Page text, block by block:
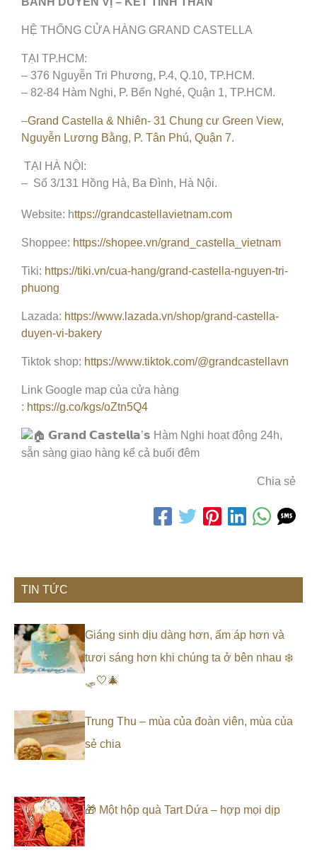
HỆ THỐNG CỬA HÀNG GRAND CASTELLA
TẠI TP.HCM:
– 376 Nguyễn Tri Phương, P.4, Q.10, TP.HCM.
– 82-84 Hàm Nghi, P. Bến Nghé, Quận 1, TP.HCM.
–Grand Castella & Nhiên- 31 Chung cư Green View,
Nguyễn Lương Bằng, P. Tân Phú, Quận 7.
TẠI HÀ NỘI:
– Số 3/131 Hồng Hà, Ba Đình, Hà Nội.
Website: https://grandcastellavietnam.com
Shoppee: https://shopee.vn/grand_castella_vietnam
Tiki: https://tiki.vn/cua-hang/grand-castella-nguyen-tri-
phuong
Lazada: https://www.lazada.vn/shop/grand-castella-
duyen-vi-bakery
Tiktok shop: https://www.tiktok.com/@grandcastellavn
Link Google map của cửa hàng
: https://g.co/kgs/oZtn5Q4
𝗚𝗿𝗮𝗻𝗱 𝗖𝗮𝘀𝘁𝗲𝗹𝗹𝗮’𝘀 Hàm Nghi hoạt động 24h,
sẵn sàng giao hàng kể cả buổi đêm
Chia sẻ
TIN TỨC
Giáng sinh dịu dàng hơn, ấm áp hơn và
tươi sáng hơn khi chúng ta ở bên nhau ❄️
🛷🤍🎄
Trung Thu – mùa của đoàn viên, mùa của
sẻ chia
🎁 Một hộp quà Tart Dứa – hợp mọi dịp